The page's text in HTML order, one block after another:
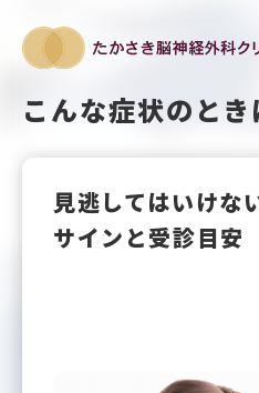
こんな症状のとき
見逃してはいけ
サインと受診目安